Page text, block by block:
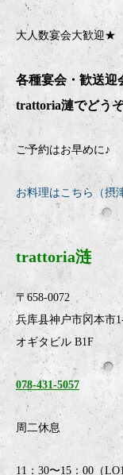
大人数宴会大歓迎★
各種宴会・歓送迎
trattoria漣でどう
ご予約はお早めに♪
お料理はこちら（摂
trattoria涟
〒658-0072
兵库县神户市冈本市
オギタビル B1F
078-431-5057
周二休息
11：30〜15：00（